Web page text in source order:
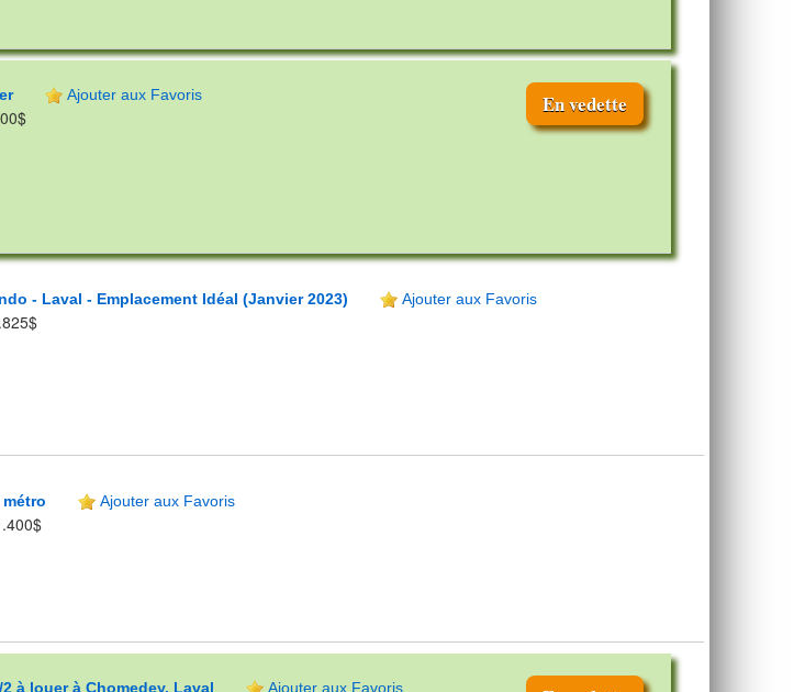
Ajouter aux Favoris En vedette
- Laval - Emplacement Idéal (Janvier 2023) Ajouter aux Favoris
Ajouter aux Favoris
à louer à Chomedey, Laval Ajouter aux Favoris